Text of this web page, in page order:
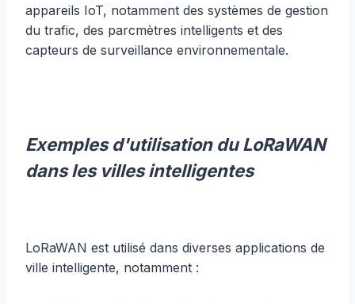
appareils IoT, notamment des systèmes de gestion
du trafic, des parcmètres intelligents et des
capteurs de surveillance environnementale.
Exemples d'utilisation du LoRaWAN
dans les villes intelligentes
LoRaWAN est utilisé dans diverses applications de
ville intelligente, notamment :